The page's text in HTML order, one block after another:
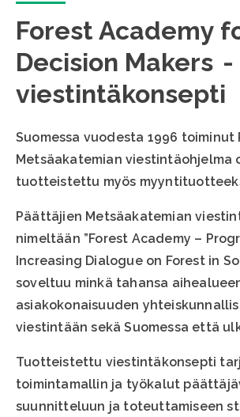
Forest Academy
Decision Makers -
viestintäkonsepti
Suomessa vuodesta 1996 toiminut
Metsäakatemian viestintäohjelma
tuotteistettu myös
Päättäjien Metsäakatemian
nimeltään ”Forest Academy –
Increasing Dialogue on Forest in
soveltuu minkä tahansa
asiakokonaisuuden
viestintään sekä Suomessa että
Tuotteistettu viestintäkonsepti
toimintamallin ja työkalut
suunnitteluun ja toteuttamiseen